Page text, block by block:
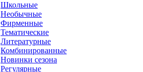
Школьные
Необычные
Фирменные
Тематические
Литературные
Комбинированные
Новинки сезона
Регулярные